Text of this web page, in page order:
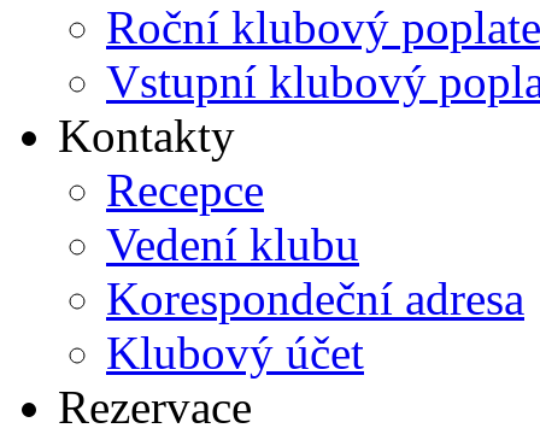
Roční klubový
Vstupní klubový
Kontakty
Recepce
Vedení klubu
Korespondeční adresa
Klubový účet
Rezervace